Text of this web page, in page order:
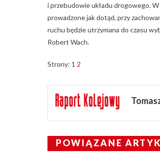
i przebudowie układu drogowego.
prowadzone jak dotąd, przy
ruchu będzie utrzymana do czasu
Robert Wach.
Strony: 1 2
POWIĄZANE